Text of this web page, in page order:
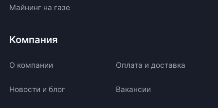
Майнинг на газе
Компания
О компании Оплата и доставка
Новости и блог Вакансии